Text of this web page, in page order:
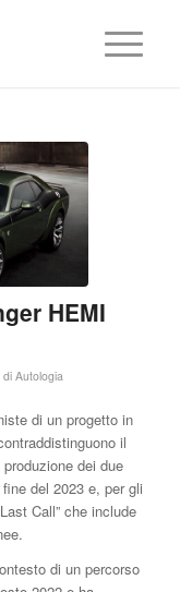
HEMI
di Autologia
di un progetto in
il
dei due
del 2023 e, per gli
Call” che include
di un percorso